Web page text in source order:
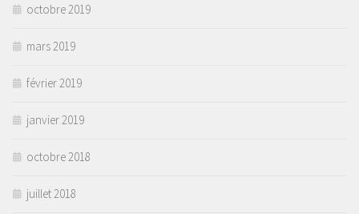
octobre 2019
mars 2019
février 2019
janvier 2019
octobre 2018
juillet 2018